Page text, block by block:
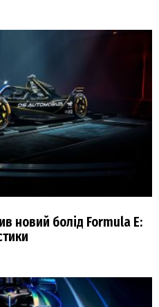
новий болід Formula E: